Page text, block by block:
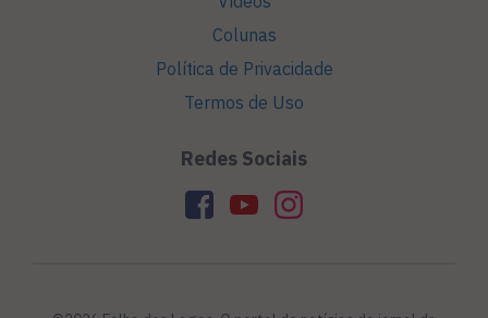
Colunas
Política de Privacidade
Termos de Uso
Redes Sociais